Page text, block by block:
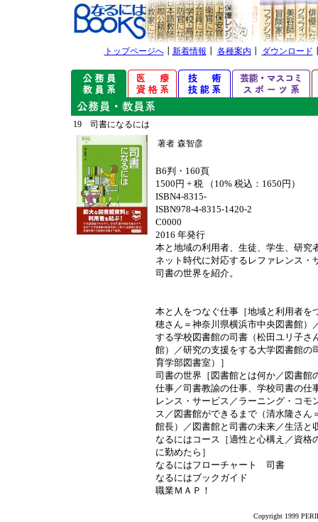
トップページへ┃ 新着情報 各種案内 ダウンロード
19 司書になるには
著者 森智彦
B6判・160頁
1500円 + 税 （10% 税込：1650円）
ISBN4-8315-
ISBN978-4-8315-1420-2
C0000
2016 年発行
本と地域の利用者、生徒、学生、研究
ネット時代に対応するレファレンス・
司書の世界を紹介。
本と人をつなぐ仕事［地域と利用者を
穂さん＝神奈川県横浜市中央図書館）
する学校図書館の司書（松田ユリ子さ
館）／研究の支援をする大学図書館の
育学部図書室）］
司書の世界［図書館とは何か／図書館
仕事／司書教諭の仕事、学校司書の仕
レンス・サービス／ラーニング・コモ
ス／図書館ができるまで（清水隆さん
館長）／図書館と司書の未来／生活と
なるにはコース［適性と心構え／資格
に勤めたら］
なるにはフローチャート 司書
なるにはブックガイド
職業ＭＡＰ！
Copyright 1999